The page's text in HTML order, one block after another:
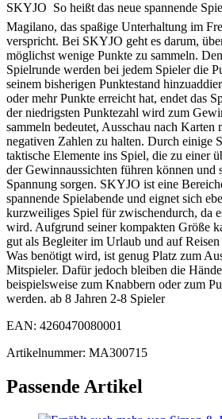
SKYJO  So heißt das neue spannende
Magilano, das spaßige Unterhaltung im
verspricht. Bei SKYJO geht es darum,
möglichst wenige Punkte zu sammeln.
Spielrunde werden bei jedem Spieler die
seinem bisherigen Punktestand
oder mehr Punkte erreicht hat, endet das
der niedrigsten Punktezahl wird zum
sammeln bedeutet, Ausschau nach
negativen Zahlen zu halten. Durch einige
taktische Elemente ins Spiel, die zu einer
der Gewinnaussichten führen können und
Spannung sorgen. SKYJO ist eine
spannende Spielabende und eignet sich
kurzweiliges Spiel für zwischendurch, da
wird. Aufgrund seiner kompakten Größe
gut als Begleiter im Urlaub und auf
Was benötigt wird, ist genug Platz zum
Mitspieler. Dafür jedoch bleiben die
beispielsweise zum Knabbern oder zum
werden. ab 8 Jahren 2-8 Spieler
EAN: 4260470080001
Artikelnummer: MA300715
Passende Artikel